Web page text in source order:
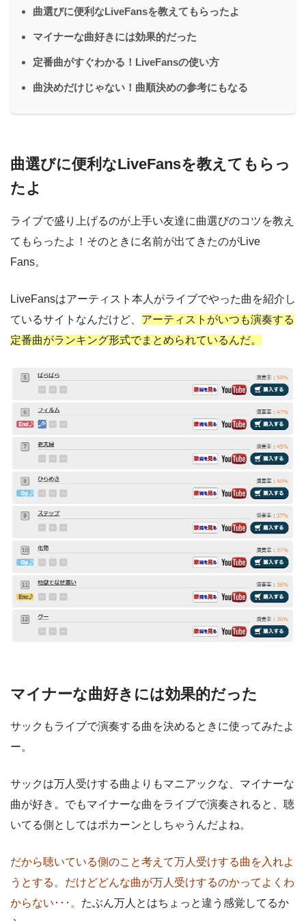
曲選びに便利なLiveFansを教えてもらったよ
マイナーな曲好きには効果的だった
定番曲がすぐわかる！LiveFansの使い方
曲決めだけじゃない！曲順決めの参考にもなる
曲選びに便利なLiveFansを教えてもらっ
たよ
ライブで盛り上げるのが上手い友達に曲選びのコツを教え
てもらったよ！そのときに名前が出てきたのがLive
Fans。
LiveFansはアーティスト本人がライブでやった曲を紹介し
ているサイトなんだけど、 アーティストがいつも演奏する
定番曲がランキング形式でまとめられているんだ。
マイナーな曲好きには効果的だった
サックもライブで演奏する曲を決めるときに使ってみたよ
ー。
サックは万人受けする曲よりもマニアックな、マイナーな
曲が好き。でもマイナーな曲をライブで演奏されると、聴
いてる側としてはポカーンとしちゃうんだよね。
だから聴いている側のこと考えて万人受けする曲を入れよ
うとする。だけどどんな曲が万人受けするのかってよくわ
からない･･･。 たぶん万人とはちょっと違う感覚してるか